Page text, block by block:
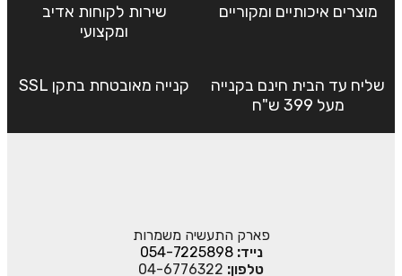
מוצרים איכותיים ומקוריים
שירות לקוחות אדיב
ומקצועי
שליח עד הבית חינם בקנייה
מעל 399 ש"ח
קנייה מאובטחת בתקן SSL
פארק התעשיה משמרות
נייד:054-7225898
טלפון: 04-6776322